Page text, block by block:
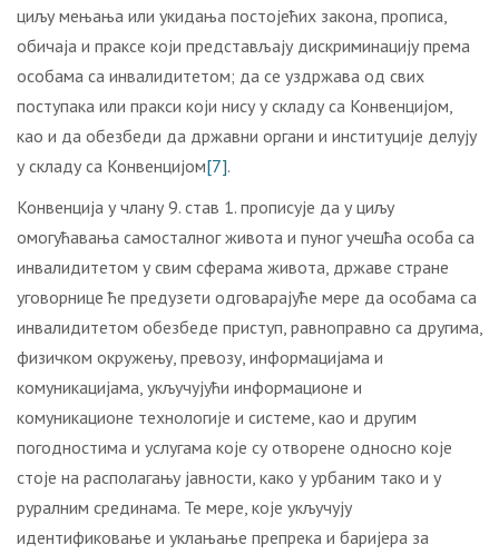
циљу мењања или укидања постојећих закона, прописа,
обичаја и праксе који представљају дискриминацију према
особама са инвалидитетом; да се уздржава од свих
поступака или пракси који нису у складу са Конвенцијом,
као и да обезбеди да државни органи и институције делују
у складу са Конвенцијом[7].
Конвенција у члану 9. став 1. прописује да у циљу
омогућавања самосталног живота и пуног учешћа особа са
инвалидитетом у свим сферама живота, државе стране
уговорнице ће предузети одговарајуће мере да особама са
инвалидитетом обезбеде приступ, равноправно са другима,
физичком окружењу, превозу, информацијама и
комуникацијама, укључујући информационе и
комуникационе технологије и системе, као и другим
погодностима и услугама које су отворене односно које
стоје на располагању јавности, како у урбаним тако и у
руралним срединама. Те мере, које укључују
идентификовање и уклањање препрека и баријера за